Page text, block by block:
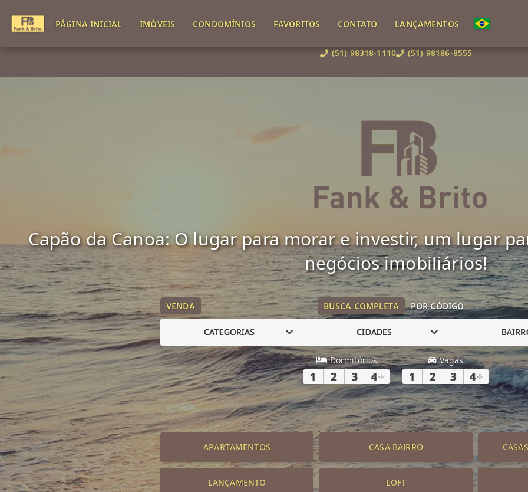
(51) 98318-1110 (51) 98186-8555
PÁGINA INICIAL IMÓVEIS CONDOMÍNIOS FAVORITOS CONTATO LANÇAMENTOS
Capão da Canoa: O lugar para morar e investir, um lugar
negócios imobiliários!
VENDA BUSCA COMPLETA POR CÓDIGO
CATEGORIAS CIDADES
Dormitórios
1 2 3 4+
Vagas
1 2 3 4+
APARTAMENTOS CASA BAIRRO
LANÇAMENTO LOFT